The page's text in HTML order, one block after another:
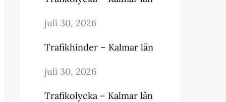
juli 30, 2026
Trafikhinder – Kalmar län
juli 30, 2026
Trafikolycka – Kalmar län